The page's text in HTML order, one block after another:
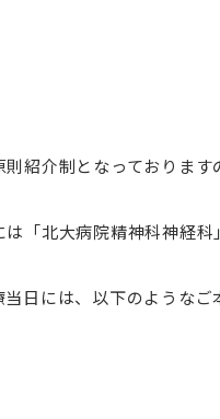
紹介制となっております
「北大病院精神科神経科
日には、以下のようなご